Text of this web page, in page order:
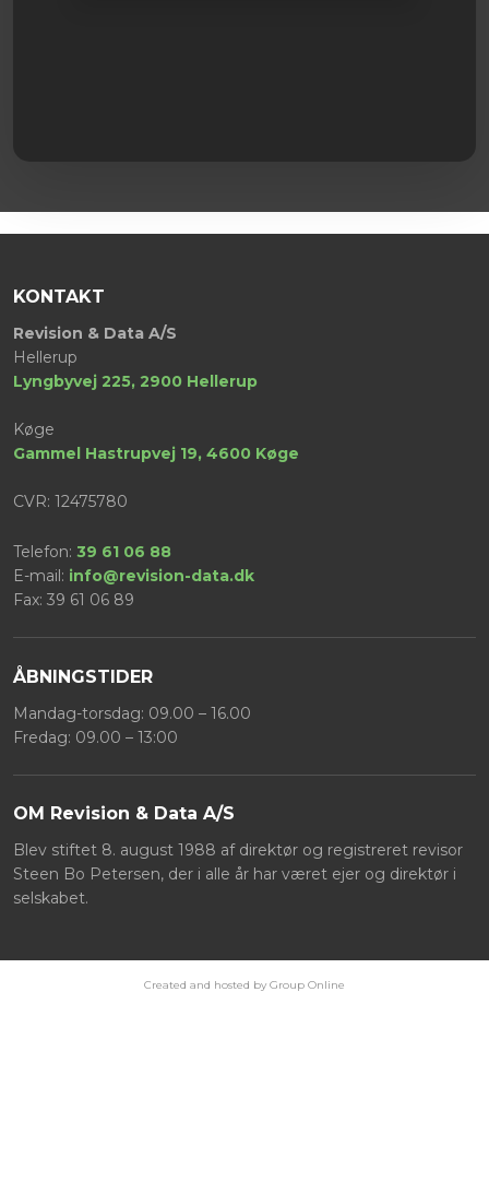
KONTAKT
​Revision & Data A/S
Hellerup
Lyngbyvej 225, 2900 Hellerup
Køge
​Gammel Hastrupvej 19, 4600 Køge
CVR: 12475780
Telefon: 39 61 06 88
E-mail: info@revision-data.dk
Fax: ​39 61 06 89
ÅBNINGSTIDER
Mandag-torsdag: 09.00 – 16.00
Fredag: 09.00 – 13:00
OM ​Revision & Data A/S
Blev stiftet 8. august 1988 af direktør og registreret revisor
Steen Bo Petersen, der i alle år har været ejer og direktør i
selskabet.
Created and hosted by Group Online